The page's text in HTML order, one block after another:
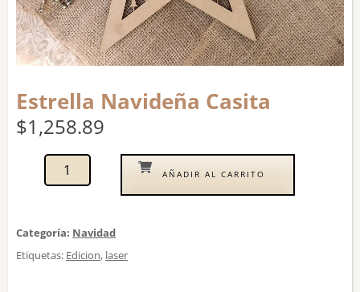
Estrella Navideña Casita
$1,258.89
AÑADIR AL CARRITO
Categoría: Navidad
Etiquetas: Edicion, laser